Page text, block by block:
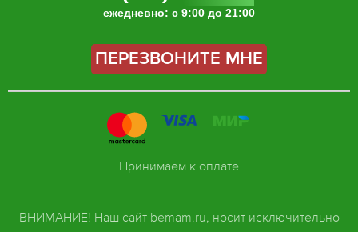
ежедневно: с 9:00 до 21:00
ПЕРЕЗВОНИТЕ МНЕ
ВНИМАНИЕ! Наш сайт bemam.ru, носит исключительно
Принимаем к оплате